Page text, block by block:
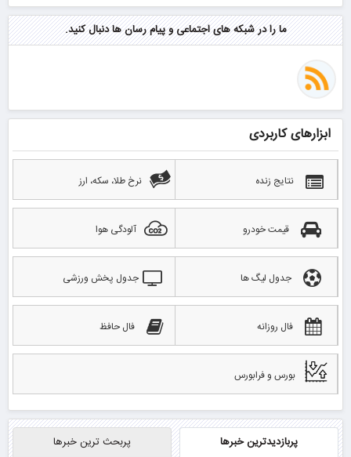
ما را در شبکه های اجتماعی و پیام رسان ها دنبال کنید.
ابزارهای کاربردی
نتایج زنده نرخ طلا، سکه، ارز
قیمت خودرو آلودگی هوا
جدول لیگ ها جدول پخش ورزشی
فال روزانه فال حافظ
بورس و فرابورس
پربازدیدترین خبرها پربحث ترین خبرها